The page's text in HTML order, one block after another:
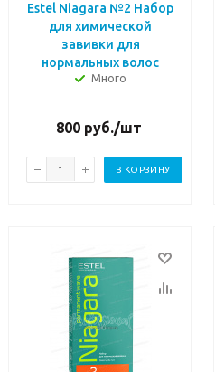
Estel Niagara №2 Набор
для химической
завивки для
нормальных волос
Много
800руб./шт
В КОРЗИНУ